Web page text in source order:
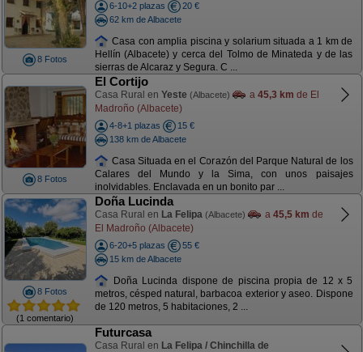
8 Fotos
6-10+2 plazas
20 €
62 km de Albacete
Casa con amplia piscina y solarium situada a 1 km de
Hellín (Albacete) y cerca del Tolmo de Minateda y de las
sierras de Alcaraz y Segura. C ...
8 Fotos
El Cortijo
Casa Rural en Yeste (Albacete) a 45,3 km de El
Madroño (Albacete)
4-8+1 plazas
15 €
138 km de Albacete
Casa Situada en el Corazón del Parque Natural de los
Calares del Mundo y la Sima, con unos paisajes
inolvidables. Enclavada en un bonito par ...
8 Fotos
(1 comentario)
Doña Lucinda
Casa Rural en La Felipa (Albacete) a 45,5 km de
El Madroño (Albacete)
6-20+5 plazas
55 €
15 km de Albacete
Doña Lucinda dispone de piscina propia de 12 x 5
metros, césped natural, barbacoa exterior y aseo. Dispone
de 120 metros, 5 habitaciones, 2 ...
Futurcasa
Casa Rural en La Felipa / Chinchilla de